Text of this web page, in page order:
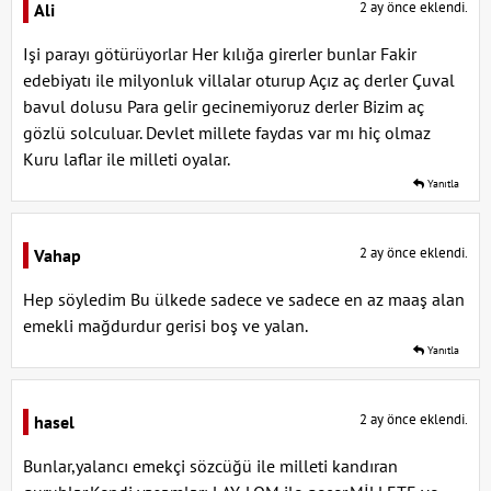
Ali 2 ay önce eklendi.
Işi parayı götürüyorlar Her kılığa girerler bunlar Fakir
edebiyatı ile milyonluk villalar oturup Açız aç derler Çuval
bavul dolusu Para gelir gecinemiyoruz derler Bizim aç
gözlü solculuar. Devlet millete faydas var mı hiç olmaz
Kuru laflar ile milleti oyalar.
Yanıtla
Vahap 2 ay önce eklendi.
Hep söyledim Bu ülkede sadece ve sadece en az maaş alan
emekli mağdurdur gerisi boş ve yalan.
Yanıtla
hasel 2 ay önce eklendi.
Bunlar,yalancı emekçi sözcüğü ile milleti kandıran